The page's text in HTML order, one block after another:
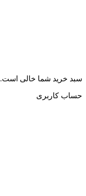
سبد خرید شما خالی است.
حساب کاربری